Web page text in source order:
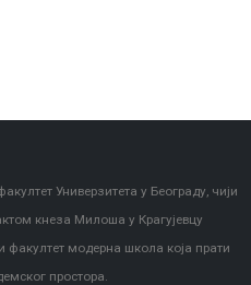
Универзитета у Београду, чији
кнеза Милоша у Крагујевцу
модерна школа која прати
простора.